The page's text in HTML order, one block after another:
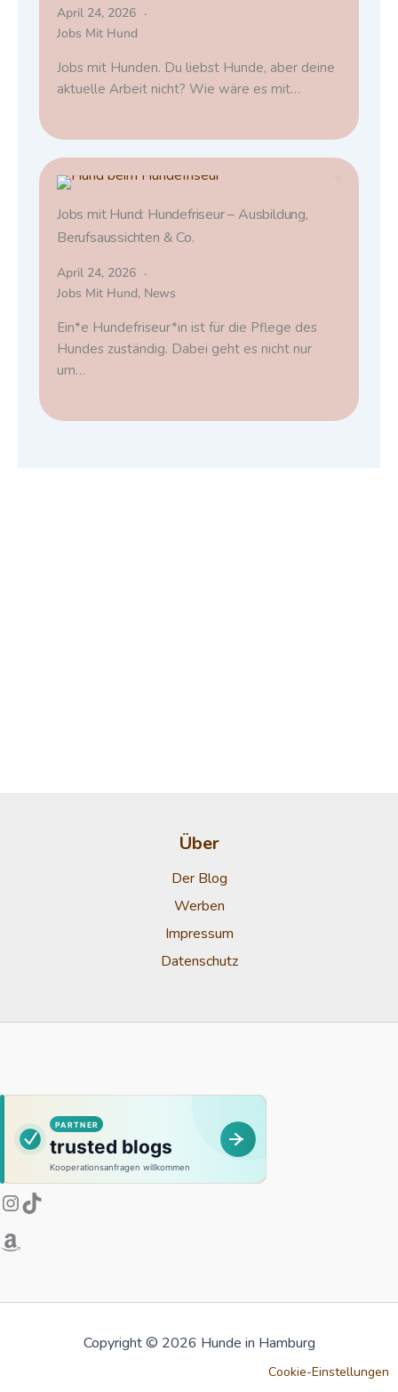
April 24, 2026
Jobs Mit Hund
Jobs mit Hunden. Du liebst Hunde, aber deine
aktuelle Arbeit nicht? Wie wäre es mit…
Jobs mit Hund: Hundefriseur – Ausbildung,
Berufsaussichten & Co.
April 24, 2026
Jobs Mit Hund, News
Ein*e Hundefriseur*in ist für die Pflege des
Hundes zuständig. Dabei geht es nicht nur
um…
Über
Der Blog
Werben
Impressum
Datenschutz
Instagram
TikTok
Amazon
Copyright © 2026 Hunde in Hamburg
Cookie-Einstellungen